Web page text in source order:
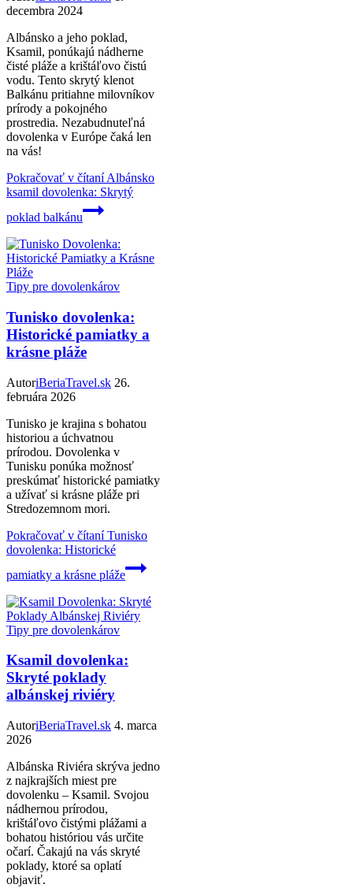
decembra 2024
Albánsko a jeho poklad,
Ksamil, ponúkajú nádherne
čisté pláže a krištáľovo čistú
vodu. Tento skrytý klenot
Balkánu pritiahne milovníkov
prírody a pokojného
prostredia. Nezabudnuteľná
dovolenka v Európe čaká len
na vás!
Pokračovať v čítaníAlbánsko
ksamil dovolenka: Skrytý
poklad balkánu
Tipy pre dovolenkárov
Tunisko dovolenka:
Historické pamiatky a
krásne pláže
AutoriBeriaTravel.sk 26.
februára 2026
Tunisko je krajina s bohatou
historiou a úchvatnou
prírodou. Dovolenka v
Tunisku ponúka možnosť
preskúmať historické pamiatky
a užívať si krásne pláže pri
Stredozemnom mori.
Pokračovať v čítaníTunisko
dovolenka: Historické
pamiatky a krásne pláže
Tipy pre dovolenkárov
Ksamil dovolenka:
Skryté poklady
albánskej riviéry
AutoriBeriaTravel.sk 4. marca
2026
Albánska Riviéra skrýva jedno
z najkrajších miest pre
dovolenku – Ksamil. Svojou
nádhernou prírodou,
krištáľovo čistými plážami a
bohatou históriou vás určite
očarí. Čakajú na vás skryté
poklady, ktoré sa oplatí
objaviť.